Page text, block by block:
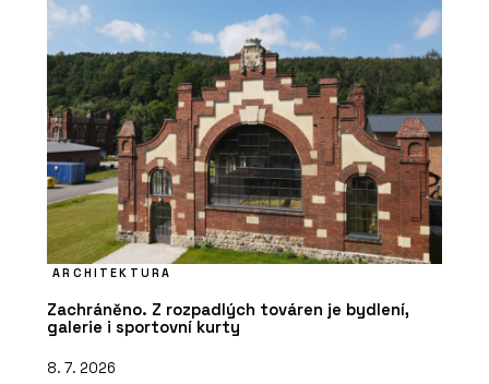
ARCHITEKTURA
Zachráněno. Z rozpadlých továren je bydlení,
galerie i sportovní kurty
8. 7. 2026